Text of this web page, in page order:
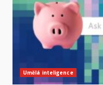
Umělá inteligence